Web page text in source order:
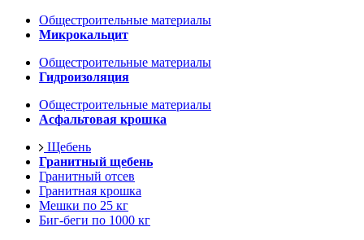
Общестроительные материалы
Микрокальцит
Общестроительные материалы
Гидроизоляция
Общестроительные материалы
Асфальтовая крошка
Щебень
Гранитный щебень
Гранитный отсев
Гранитная крошка
Мешки по 25 кг
Биг-беги по 1000 кг